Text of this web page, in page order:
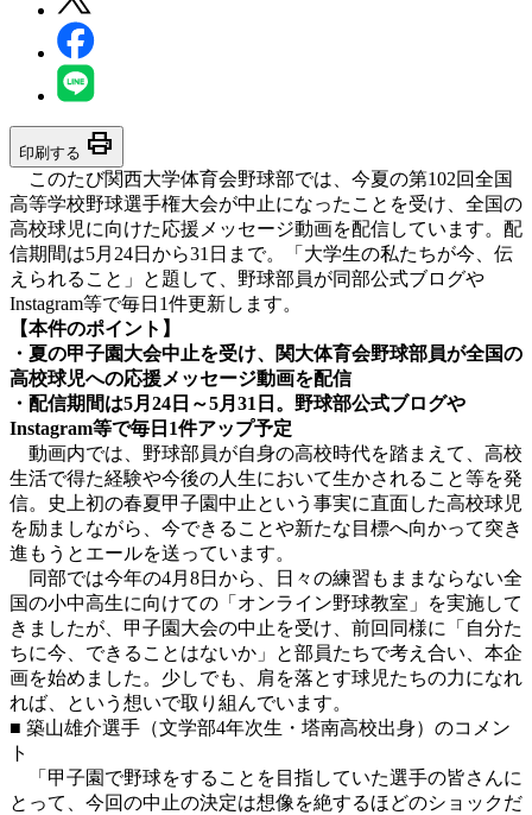
印刷する print
このたび関西大学体育会野球部では、今夏の第102回全国
高等学校野球選手権大会が中止になったことを受け、全国の
高校球児に向けた応援メッセージ動画を配信しています。配
信期間は5月24日から31日まで。「大学生の私たちが今、伝
えられること」と題して、野球部員が同部公式ブログや
Instagram等で毎日1件更新します。
【本件のポイント】
・夏の甲子園大会中止を受け、関大体育会野球部員が全国の
高校球児への応援メッセージ動画を配信
・配信期間は5月24日～5月31日。野球部公式ブログや
Instagram等で毎日1件アップ予定
動画内では、野球部員が自身の高校時代を踏まえて、高校
生活で得た経験や今後の人生において生かされること等を発
信。史上初の春夏甲子園中止という事実に直面した高校球児
を励ましながら、今できることや新たな目標へ向かって突き
進もうとエールを送っています。
同部では今年の4月8日から、日々の練習もままならない全
国の小中高生に向けての「オンライン野球教室」を実施して
きましたが、甲子園大会の中止を受け、前回同様に「自分た
ちに今、できることはないか」と部員たちで考え合い、本企
画を始めました。少しでも、肩を落とす球児たちの力になれ
れば、という想いで取り組んでいます。
■ 築山雄介選手（文学部4年次生・塔南高校出身）のコメン
ト
「甲子園で野球をすることを目指していた選手の皆さんに
とって、今回の中止の決定は想像を絶するほどのショックだ